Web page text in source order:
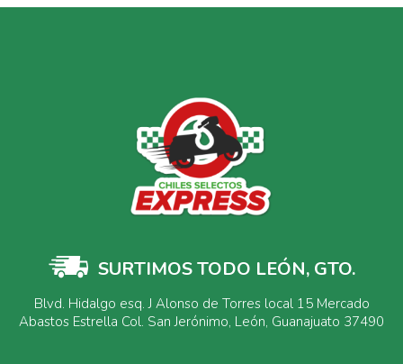
SURTIMOS TODO LEÓN, GTO.
Blvd. Hidalgo esq. J Alonso de Torres local 15 Mercado
Abastos Estrella Col. San Jerónimo, León, Guanajuato 37490